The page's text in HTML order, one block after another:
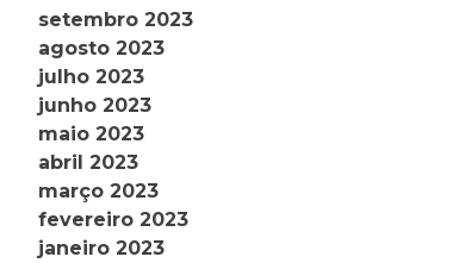
setembro 2023
agosto 2023
julho 2023
junho 2023
maio 2023
abril 2023
março 2023
fevereiro 2023
janeiro 2023